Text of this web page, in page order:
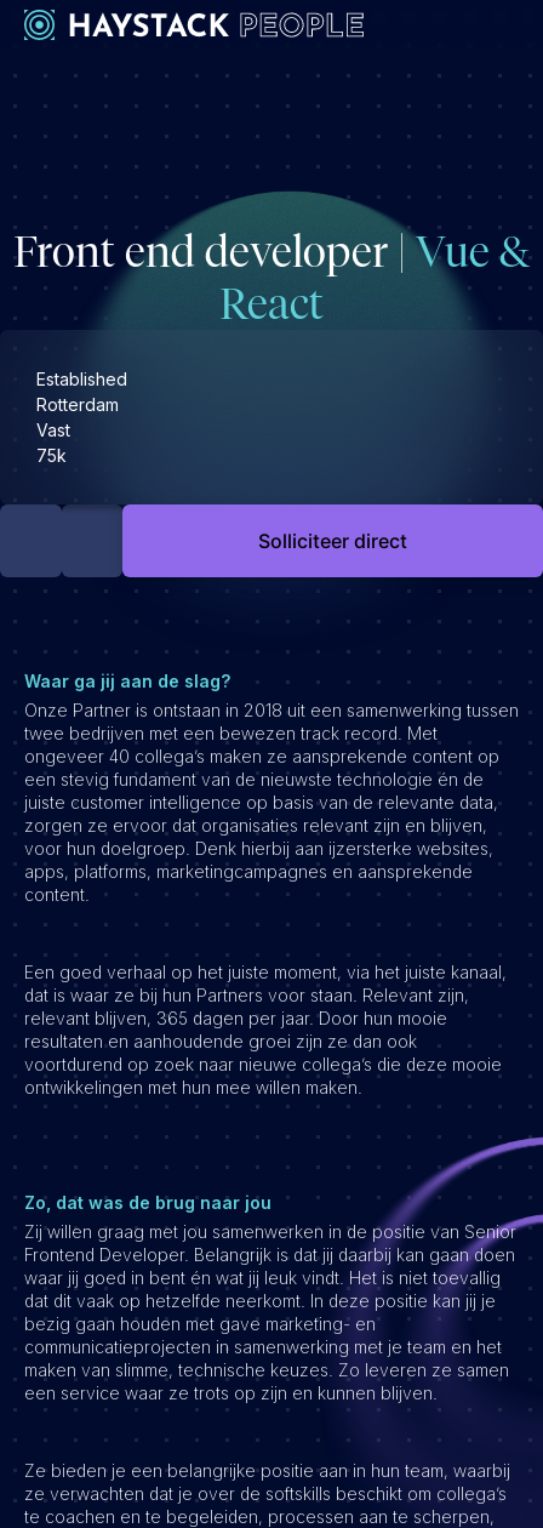
Werkgevers
Engineering & leadership
Executive search
Marketing
Operations & HR
Sales
Engineering & leadership
Marketing
Product
Sales
Specialistische techrollen
Support
Operations & HR
Inzichten
Werken bij Haystack People
Jobmarketing
Contact
Front end developer |Vue &
React
Established
Rotterdam
Vast
75k
Solliciteer direct
Waar ga jij aan de slag?
Onze Partner is ontstaan in 2018 uit een samenwerking tussen
twee bedrijven met een bewezen track record. Met
ongeveer 40 collega’s maken ze aansprekende content op
een stevig fundament van de nieuwste technologie én de
juiste customer intelligence op basis van de relevante data,
zorgen ze ervoor dat organisaties relevant zijn en blijven,
voor hun doelgroep. Denk hierbij aan ijzersterke websites,
apps, platforms, marketingcampagnes en aansprekende
content.
Een goed verhaal op het juiste moment, via het juiste kanaal,
dat is waar ze bij hun Partners voor staan. Relevant zijn,
relevant blijven, 365 dagen per jaar. Door hun mooie
resultaten en aanhoudende groei zijn ze dan ook
voortdurend op zoek naar nieuwe collega’s die deze mooie
ontwikkelingen met hun mee willen maken.
Zo, dat was de brug naar jou
Zij willen graag met jou samenwerken in de positie van Senior
Frontend Developer. Belangrijk is dat jij daarbij kan gaan doen
waar jij goed in bent én wat jij leuk vindt. Het is niet toevallig
dat dit vaak op hetzelfde neerkomt. In deze positie kan jij je
bezig gaan houden met gave marketing- en
communicatieprojecten in samenwerking met je team en het
maken van slimme, technische keuzes. Zo leveren ze samen
een service waar ze trots op zijn en kunnen blijven.
Ze bieden je een belangrijke positie aan in hun team, waarbij
ze verwachten dat je over de softskills beschikt om collega’s
te coachen en te begeleiden, processen aan te scherpen,